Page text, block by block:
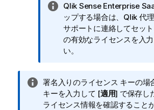
情
報
メ
モ
Qlik Sense Enterprise
ップする場合は、 Qlik 代
サポートに連絡してセッ
の有効なライセンスを入
い。
情
報
メ
署名入りのライセンス キーの場
キーを入力して [適用] で保存し
ライセンス情報を確認すること